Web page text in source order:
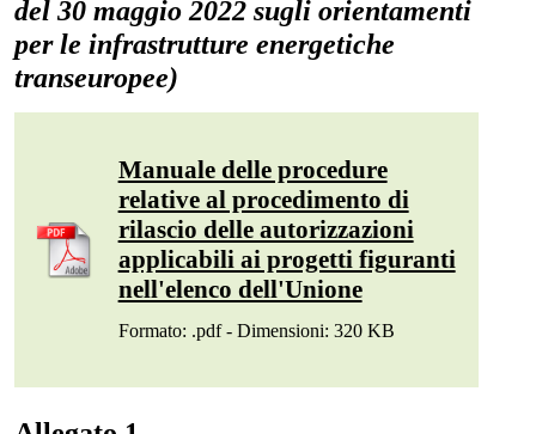
del 30 maggio 2022 sugli orientamenti
per le infrastrutture energetiche
transeuropee)
Manuale delle procedure
relative al procedimento di
rilascio delle autorizzazioni
applicabili ai progetti figuranti
nell'elenco dell'Unione
Formato: .pdf - Dimensioni: 320 KB